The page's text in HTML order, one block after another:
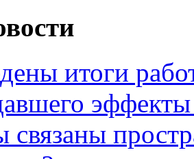
итоги
связаны